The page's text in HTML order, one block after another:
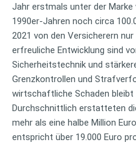
Jahr erstmals unter der Marke
1990er-Jahren noch circa
2021 von den Versicherern
erfreuliche Entwicklung sind
Sicherheitstechnik und
Grenzkontrollen und
wirtschaftliche Schaden bleibt
Durchschnittlich erstatteten
mehr als eine halbe Million
entspricht über 19.000 Euro